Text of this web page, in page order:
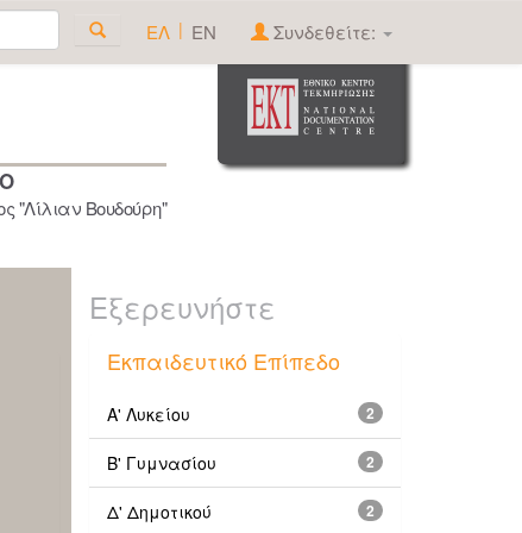
ΕΛ | EN Συνδεθείτε:
"Λίλιαν Βουδούρη"
Εξερευνήστε
Εκπαιδευτικό Επίπεδο
2
Α' Λυκείου
2
Β' Γυμνασίου
2
Δ' Δημοτικού